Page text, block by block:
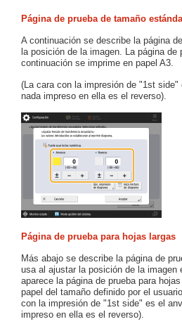
Página de prueba de tamaño
A continuación se describe la página
la posición de la imagen. La página de
continuación se imprime en papel A3.
(La cara con la impresión de "1st
nada impreso en ella es el reverso).
Página de prueba para hojas largas
Más abajo se describe la página de
usa al ajustar la posición de la imagen
aparece la página de prueba para
papel del tamaño definido por el
con la impresión de "1st side" es el
impreso en ella es el reverso).